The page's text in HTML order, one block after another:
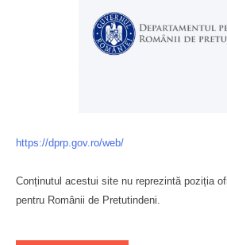
https://dprp.gov.ro/web/
Conținutul acestui site nu reprezintă poziția
pentru Românii de Pretutindeni.